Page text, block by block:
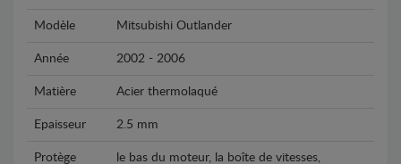
Modèle Mitsubishi Outlander
Année 2002 - 2006
Matière Acier thermolaqué
Epaisseur 2.5 mm
Protège
le bas du moteur, la boîte de vitesses,